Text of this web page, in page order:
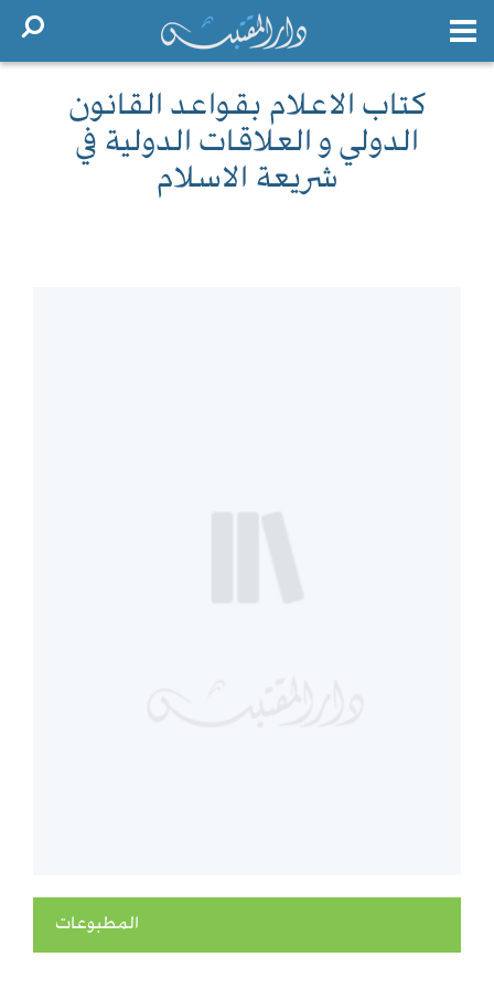
كتاب الاعلام بقواعد القانون
الدولي و العلاقات الدولية في
شريعة الاسلام
المطبوعات